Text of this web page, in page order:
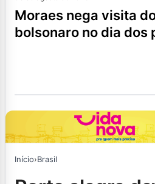
moraes nega visita dos filhos a
bolsonaro no dia dos
Início›Brasil